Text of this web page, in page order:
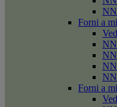
Forni a
Forni a